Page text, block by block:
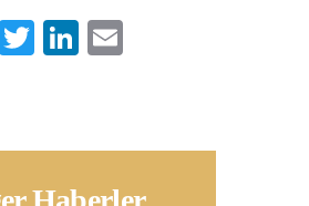
F
T
te
r
Li
e l